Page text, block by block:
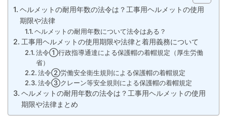
ヘルメットの耐用年数の法令は？工事用ヘルメットの使用
期限や法律
ヘルメットの耐用年数について法令はある？
工事用ヘルメットの使用期限や法律と着用義務について
法令①行政指導通達による保護帽の着帽規定（厚生労働
省）
法令②労働安全衛生規則による保護帽の着帽規定
法令③クレーン等安全規則による保護帽の着帽規定
ヘルメットの耐用年数の法令は？工事用ヘルメットの使用
期限や法律まとめ